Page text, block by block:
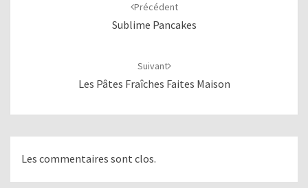
Précédent
Sublime Pancakes
Suivant
Les Pâtes Fraîches Faites Maison
Les commentaires sont clos.